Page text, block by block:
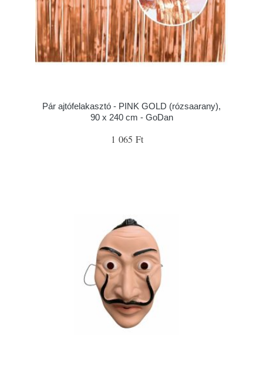
Pár ajtófelakasztó - PINK GOLD (rózsaarany),
90 x 240 cm - GoDan
1 065 Ft